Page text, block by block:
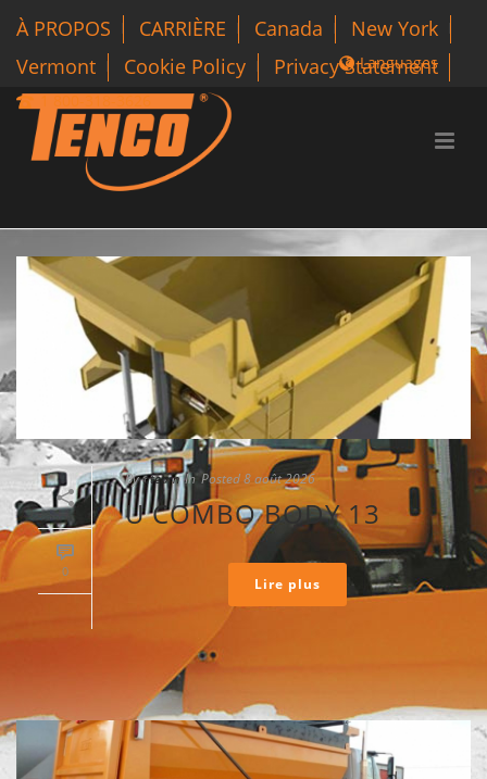
À PROPOS CARRIÈRE Canada
New York
Vermont
Cookie Policy Privacy Statement
1 800-318-3626
Languages
0
Byqteam In Posted8 août 2026
U COMBO BODY 13
Lire plus